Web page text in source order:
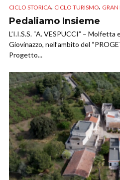
CICLO STORICA, CICLO TURISMO,
Pedaliamo Insieme
L’I.I.S.S. “A. VESPUCCI” – Molfetta
Giovinazzo, nell’ambito del
Progetto...